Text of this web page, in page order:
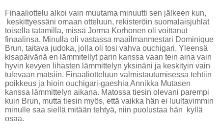
Finaaliottelu alkoi vain muutama minuutti sen jälkeen kun,
keskittyessäni omaan otteluun, rekisteröin suomalaisjuhlat
toisella tatamilla, missä Jorma Korhonen oli voittanut
finaalinsa. Minulla oli vastassa maailmanmestari Dominique
Brun, taitava judoka, jolla oli tosi vahva ouchigari. Yleensä
kisapäivänä en lämmitellyt parin kanssa vaan tein aina vain
hyvin kevyen lihasten lämmittelyn yksinäni ja keskityin vain
tulevaan matsiin. Finaaliotteluun valmistautumisessa tehtiin
poikkeus ja hioin ouchigari-gaeshia Annikka Mutasen
kanssa lämmittelyn aikana. Matossa tiesin olevani parempi
kuin Brun, mutta tiesin myös, että vaikka hän ei luultavimmin
minulle saa siellä mitään tehtyä, niin puolustaa hän kyllä
osaa.